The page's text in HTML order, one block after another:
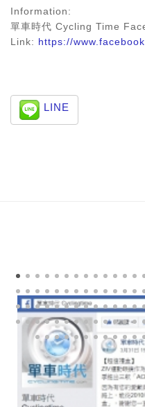
Information:
單車時代 Cycling Time
Link: https://
LINE